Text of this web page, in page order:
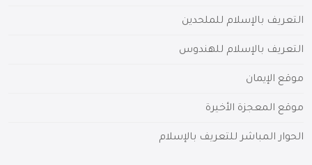
التعريف بالإسلام للملحدين
التعريف بالإسلام للهندوس
موقع الإيمان
موقع المعجزة الأخيرة
الحوار المباشر للتعريف بالإسلام